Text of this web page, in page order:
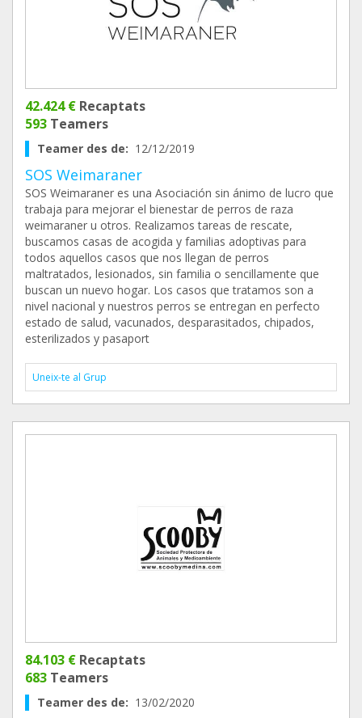
42.424 € Recaptats
593 Teamers
Teamer des de: 12/12/2019
SOS Weimaraner
SOS Weimaraner es una Asociación sin ánimo de lucro que
trabaja para mejorar el bienestar de perros de raza
weimaraner u otros. Realizamos tareas de rescate,
buscamos casas de acogida y familias adoptivas para
todos aquellos casos que nos llegan de perros
maltratados, lesionados, sin familia o sencillamente que
buscan un nuevo hogar. Los casos que tratamos son a
nivel nacional y nuestros perros se entregan en perfecto
estado de salud, vacunados, desparasitados, chipados,
esterilizados y pasaport
Uneix-te al Grup
84.103 € Recaptats
683 Teamers
Teamer des de: 13/02/2020